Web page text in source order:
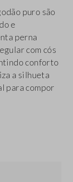
puro são
e
perna
com cós
conforto
a silhueta
para compor